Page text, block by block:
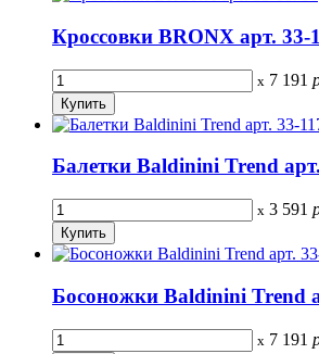
Кроссовки BRONX арт. 33-
x 7 191
Балетки Baldinini Trend
x 3 591
Босоножки Baldinini Trend
x 7 191